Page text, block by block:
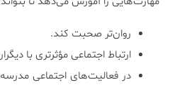
روان‌تر صحبت کند.
ارتباط اجتماعی مؤثرتری با
در فعالیت‌های اجتماعی